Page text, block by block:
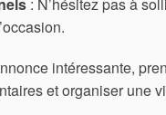
: N’hésitez pas à
intéressante,
et organiser une